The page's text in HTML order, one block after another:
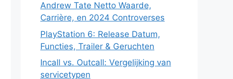
Andrew Tate Netto Waarde,
Carrière, en 2024 Controverses
PlayStation 6: Release Datum,
Functies, Trailer & Geruchten
Incall vs. Outcall: Vergelijking van
servicetypen